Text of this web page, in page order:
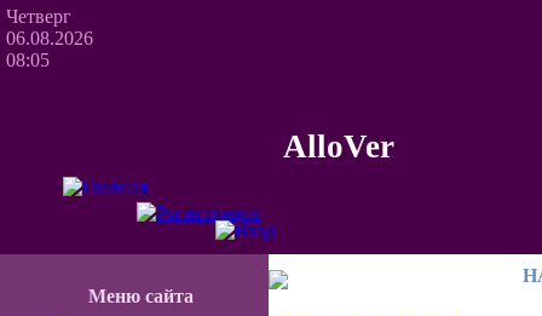
Четверг
06.08.2026
08:05
AlloVer
Меню сайта